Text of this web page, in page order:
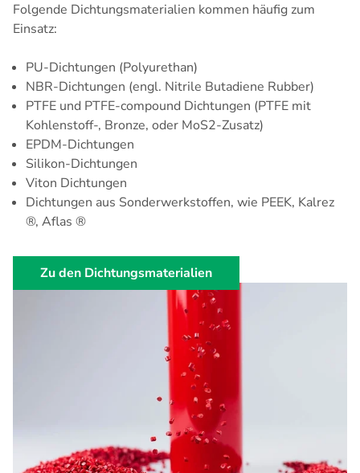
Folgende Dichtungsmaterialien kommen häufig zum
Einsatz:
PU-Dichtungen (Polyurethan)
NBR-Dichtungen (engl. Nitrile Butadiene Rubber)
PTFE und PTFE-compound Dichtungen (PTFE mit
Kohlenstoff-, Bronze, oder MoS2-Zusatz)
EPDM-Dichtungen
Silikon-Dichtungen
Viton Dichtungen
Dichtungen aus Sonderwerkstoffen, wie PEEK, Kalrez
®, Aflas ®
Zu den Dichtungsmaterialien